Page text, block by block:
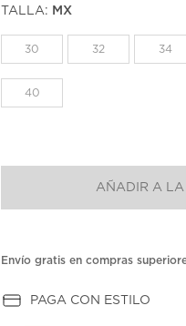
TALLA: MX
30 32 34
40
AÑADIR A
Envío gratis en compras
PAGA CON ESTILO